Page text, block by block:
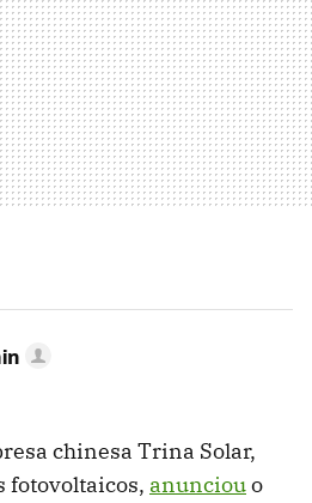
chinesa Trina Solar,
fotovoltaicos, anunciouo